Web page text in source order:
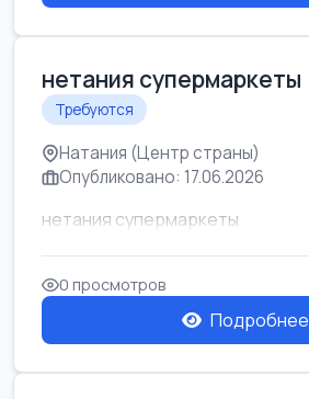
нетания супермаркеты
Требуются
Натания (Центр страны)
Опубликовано: 17.06.2026
нетания супермаркеты
0 просмотров
Подробнее